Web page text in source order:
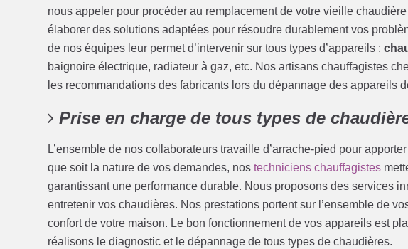
nous appeler pour procéder au remplacement de votre vieille
élaborer des solutions adaptées pour résoudre durablement vos
de nos équipes leur permet d’intervenir sur tous types d’appareils :
baignoire électrique, radiateur à gaz, etc. Nos artisans chauffagistes
les recommandations des fabricants lors du dépannage des appareils
Prise en charge de tous types de
L’ensemble de nos collaborateurs travaille d’arrache-pied pour
que soit la nature de vos demandes, nostechniciens chauffagistes
garantissant une performance durable. Nous proposons des services
entretenir vos chaudières. Nos prestations portent sur l’ensemble de
confort de votre maison. Le bon fonctionnement de vos appareils est
réalisons le diagnostic et le dépannage de tous types de chaudières.